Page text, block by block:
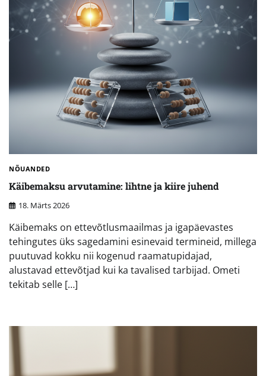
NÕUANDED
Käibemaksu arvutamine: lihtne ja kiire juhend
18. Märts 2026
Käibemaks on ettevõtlusmaailmas ja igapäevastes
tehingutes üks sagedamini esinevaid termineid, millega
puutuvad kokku nii kogenud raamatupidajad,
alustavad ettevõtjad kui ka tavalised tarbijad. Ometi
tekitab selle […]